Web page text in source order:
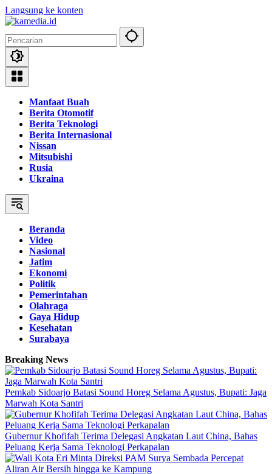
Langsung ke konten
Manfaat Buah
Berita Otomotif
Berita Teknologi
Berita Internasional
Nissan
Mitsubishi
Rusia
Ukraina
Beranda
Video
Nasional
Jatim
Ekonomi
Politik
Pemerintahan
Olahraga
Gaya Hidup
Kesehatan
Surabaya
Breaking News
Pemkab Sidoarjo Batasi Sound Horeg Selama Agustus, Bupati: Jaga
Marwah Kota Santri
Gubernur Khofifah Terima Delegasi Angkatan Laut China, Bahas
Peluang Kerja Sama Teknologi Perkapalan